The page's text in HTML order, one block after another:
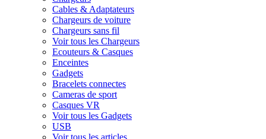
Cables & Adaptateurs
Chargeurs de voiture
Chargeurs sans fil
Voir tous les Chargeurs
Ecouteurs & Casques
Enceintes
Gadgets
Bracelets connectes
Cameras de sport
Casques VR
Voir tous les Gadgets
USB
Voir tous les articles